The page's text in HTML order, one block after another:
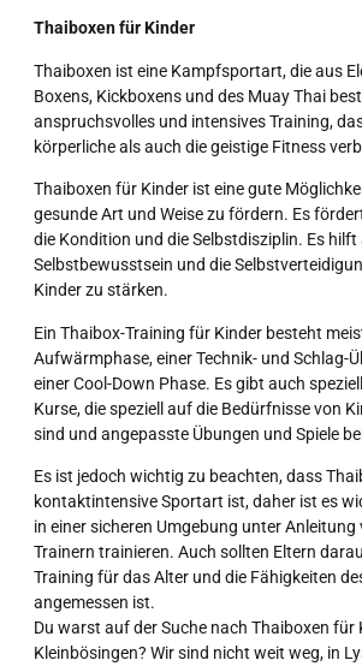
Thaiboxen für Kinder
Thaiboxen ist eine Kampfsportart, die aus
Boxens, Kickboxens und des Muay Thai
anspruchsvolles und intensives Training,
körperliche als auch die geistige Fitness
Thaiboxen für Kinder ist eine gute
gesunde Art und Weise zu fördern. Es
die Kondition und die Selbstdisziplin. Es hilft
Selbstbewusstsein und die
Kinder zu stärken.
Ein Thaibox-Training für Kinder besteht
Aufwärmphase, einer Technik- und Schlag-
einer Cool-Down Phase. Es gibt auch
Kurse, die speziell auf die Bedürfnisse von
sind und angepasste Übungen und Spiele
Es ist jedoch wichtig zu beachten, dass
kontaktintensive Sportart ist, daher ist es
in einer sicheren Umgebung unter
Trainern trainieren. Auch sollten Eltern
Training für das Alter und die Fähigkeiten
angemessen ist.
Du warst auf der Suche nach Thaiboxen für
Kleinbösingen? Wir sind nicht weit weg, in